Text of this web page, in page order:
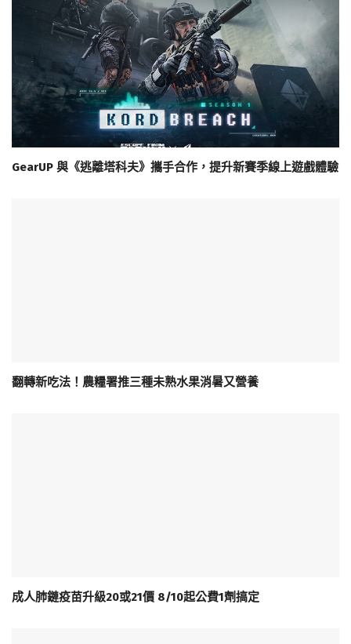
GearUP 與《逃離塔科夫》攜手合作，提升新賽季線上遊戲體驗
翻轉新吃法！農糧署推三種未熟水果消暑又營養
成人肺鏈疫苗升級20或21價 8/10起公費1劑搞定